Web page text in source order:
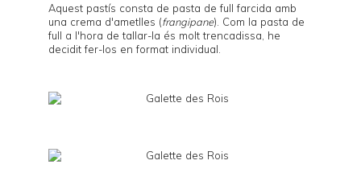
Aquest pastís consta de pasta de full farcida amb
una crema d'ametlles (frangipane). Com la pasta de
full a l'hora de tallar-la és molt trencadissa, he
decidit fer-los en format individual.